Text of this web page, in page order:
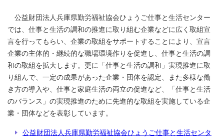
公益財団法人兵庫県勤労福祉協会ひょうご仕事と生活センター
では、仕事と生活の調和の推進に取り組む企業などに広く取組宣
言を行ってもらい、企業の取組をサポートすることにより、宣言
企業の主体的・継続的な職場環境作りを促進し、仕事と生活の調
和の取組を拡大します。更に「仕事と生活の調和」実現推進に取
り組んで、一定の成果があった企業・団体を認定、また多様な働
き方の導入や、仕事と家庭生活の両立の促進など、「仕事と生活
のバランス」の実現推進のために先進的な取組を実施している企
業・団体などを表彰しています。
公益財団法人兵庫県勤労福祉協会ひょうご仕事と生活センタ